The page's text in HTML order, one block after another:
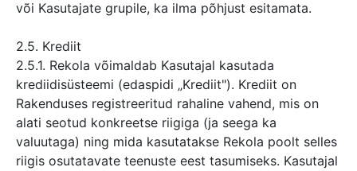
või Kasutajate grupile, ka ilma põhjust esitamata.
2.5. Krediit
2.5.1. Rekola võimaldab Kasutajal kasutada
krediidisüsteemi (edaspidi „Krediit"). Krediit on
Rakenduses registreeritud rahaline vahend, mis on
alati seotud konkreetse riigiga (ja seega ka
valuutaga) ning mida kasutatakse Rekola poolt selles
riigis osutatavate teenuste eest tasumiseks. Kasutajal